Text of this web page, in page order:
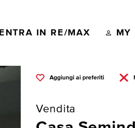
ENTRA IN RE/MAX MY
Aggiungi ai preferiti
Vendita